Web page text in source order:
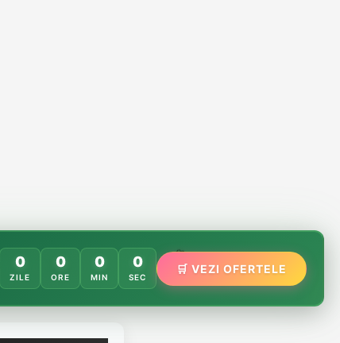
🌿
🌸
0
ZILE
0
ORE
0
MIN
0
SEC
🛒 VEZI OFERTELE